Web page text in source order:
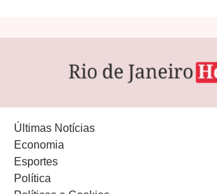
Últimas Notícias
Economia
Esportes
Política